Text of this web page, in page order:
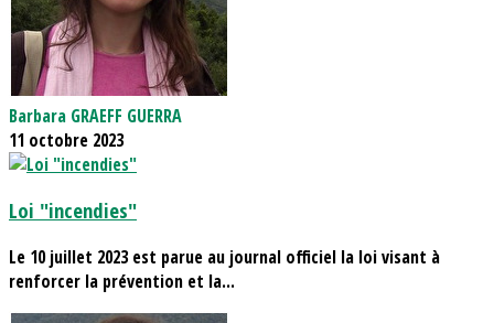
Barbara GRAEFF GUERRA
11 octobre 2023
Loi "incendies"
Le 10 juillet 2023 est parue au journal officiel la loi visant à
renforcer la prévention et la...